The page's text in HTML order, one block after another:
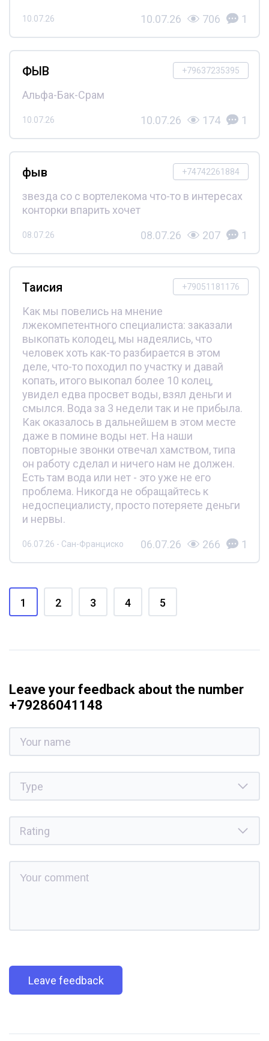
10.07.26 10.07.26 706 1
+79637235395
ФЫВ
Альфа-Бак-Срам
10.07.26 10.07.26 174 1
+74742261884
фыв
звезда со с вортелекома что-то в интересах
конторки впарить хочет
08.07.26 08.07.26 207 1
+79051181176
Таисия
Как мы повелись на мнение
лжекомпетентного специалиста: заказали
выкопать колодец, мы надеялись, что
человек хоть как-то разбирается в этом
деле, что-то походил по участку и давай
копать, итого выкопал более 10 колец,
увидел едва просвет воды, взял деньги и
смылся. Вода за 3 недели так и не прибыла.
Как оказалось в дальнейшем в этом месте
даже в помине воды нет. На наши
повторные звонки отвечал хамством, типа
он работу сделал и ничего нам не должен.
Есть там вода или нет - это уже не его
проблема. Никогда не обращайтесь к
недоспециалисту, просто потеряете деньги
и нервы.
06.07.26 - Сан-Франциско 06.07.26 266 1
1 2 3 4 5
Leave your feedback about the number
+79286041148
Leave feedback